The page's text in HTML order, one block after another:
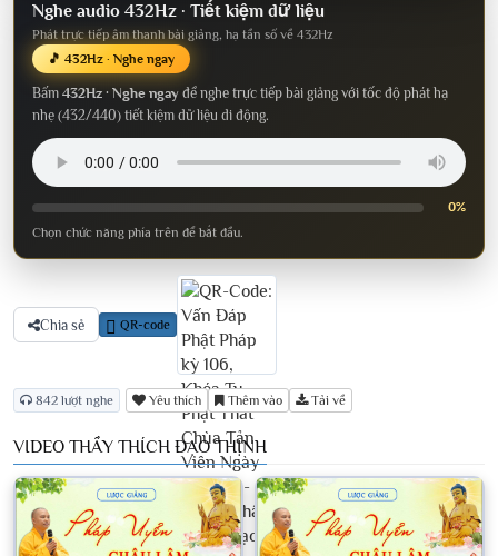
Nghe audio 432Hz · Tiết kiệm dữ liệu
Phát trực tiếp âm thanh bài giảng, hạ tần số về 432Hz
🎵 432Hz · Nghe ngay
Bấm 432Hz · Nghe ngay để nghe trực tiếp bài giảng với tốc độ phát hạ
nhẹ (432/440) tiết kiệm dữ liệu di động.
0%
Chọn chức năng phía trên để bắt đầu.
Chia sẻ QR-code
842 lượt nghe Yêu thích Thêm vào Tải về
VIDEO THẦY THÍCH ĐẠO THỊNH